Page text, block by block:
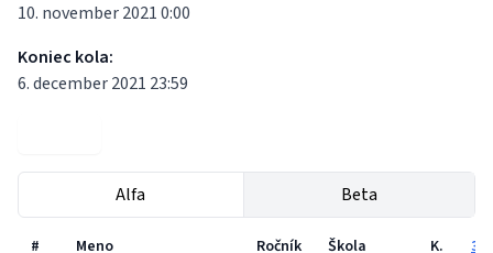
10. november 2021 0:00
Koniec kola:
6. december 2021 23:59
Alfa Beta
# Meno Ročník Škola K. 3